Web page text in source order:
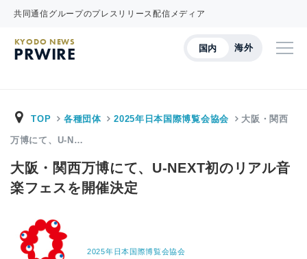
共同通信グループのプレスリリース配信メディア
国内 海外
KYODO NEWS
PRWIRE
TOP 各種団体 2025年日本国際博覧会協会 大阪・関西
万博にて、U-N…
大阪・関西万博にて、U-NEXT初のリアル音
楽フェスを開催決定
2025年日本国際博覧会協会